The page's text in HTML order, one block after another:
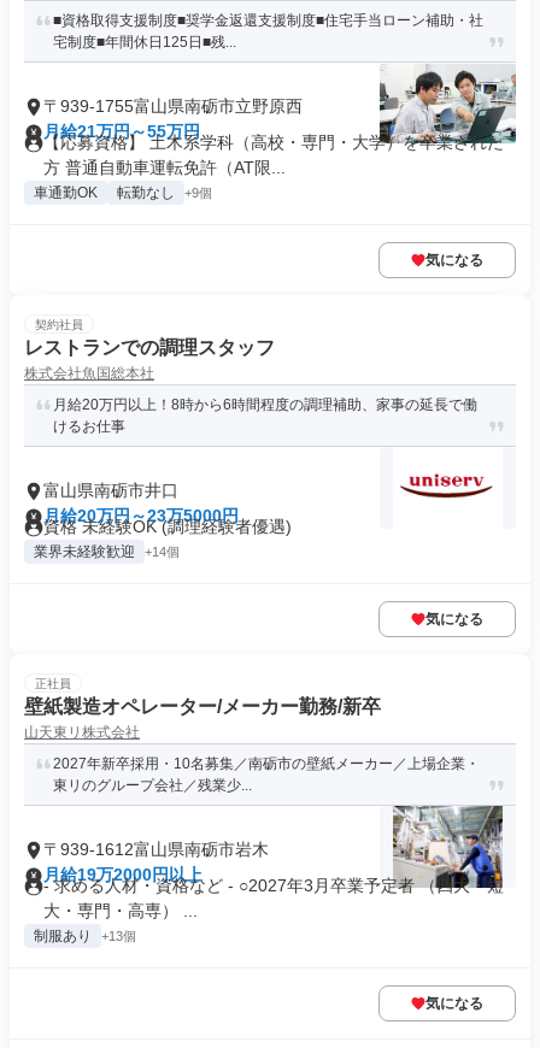
■資格取得支援制度■奨学金返還支援制度■住宅手当ローン補助・社
宅制度■年間休日125日■残...
〒939-1755富山県南砺市立野原西
月給21万円～55万円
【応募資格】 土木系学科（高校・専門・大学）を卒業された
方 普通自動車運転免許（AT限...
車通勤OK 転勤なし +9個
気になる
契約社員
レストランでの調理スタッフ
株式会社魚国総本社
月給20万円以上！8時から6時間程度の調理補助、家事の延長で働
けるお仕事
富山県南砺市井口
月給20万円～23万5000円
資格 未経験OK (調理経験者優遇)
業界未経験歓迎 +14個
気になる
正社員
壁紙製造オペレーター/メーカー勤務/新卒
山天東リ株式会社
2027年新卒採用・10名募集／南砺市の壁紙メーカー／上場企業・
東リのグループ会社／残業少...
〒939-1612富山県南砺市岩木
月給19万2000円以上
- 求める人材・資格など - ○2027年3月卒業予定者 （四大・短
大・専門・高専） ...
制服あり +13個
気になる